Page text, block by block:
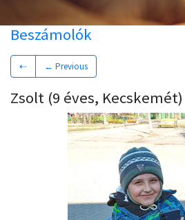
Beszámolók
⇠ ← Previous
Zsolt (9 éves, Kecskemét)